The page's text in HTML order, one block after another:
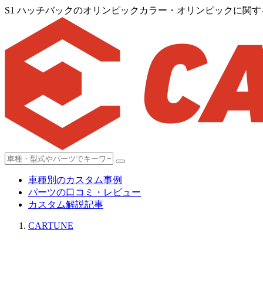
S1 ハッチバックのオリンピックカラー・オリンピックに関
車種別のカスタム事例
パーツの口コミ・レビュー
カスタム解説記事
CARTUNE